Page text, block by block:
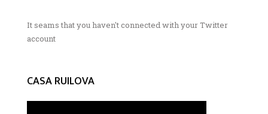
It seams that you haven't connected with your Twitter
account
CASA RUILOVA